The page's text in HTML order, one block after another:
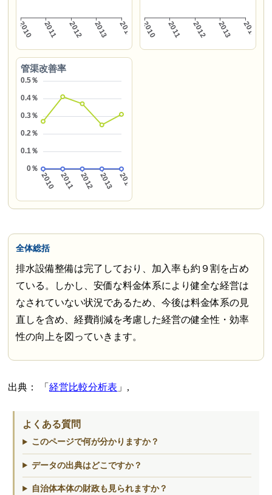
管渠改善率
全体総括
排水設備整備は完了しており、加入率も約９割を占め
ている。しかし、安価な料金体系により健全な経営は
なされていない状況であるため、今後は料金体系の見
直しを含め、経費削減を考慮した経営の健全性・効率
性の向上を図っていきます。
出典： 経営比較分析表 ,
よくある質問
このページで何が分かりますか？
データの出典はどこですか？
自治体本体の財政も見られますか？